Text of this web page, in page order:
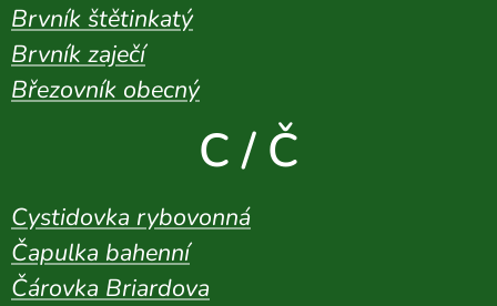
Brvník štětinkatý
Brvník zaječí
Březovník obecný
C / Č
Cystidovka rybovonná
Čapulka bahenní
Čárovka Briardova